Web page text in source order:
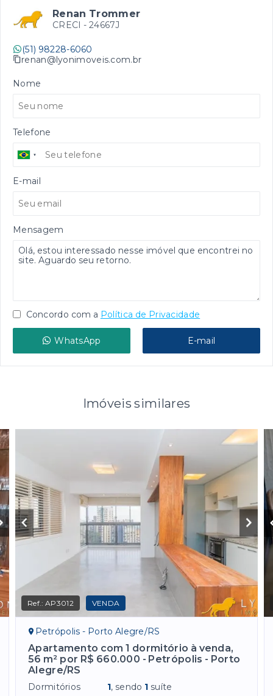
Renan Trommer
CRECI - 24667J
(51) 98228-6060
renan@lyonimoveis.com.br
Nome
Telefone
E-mail
Mensagem
Concordo com a Política de Privacidade
WhatsApp E-mail
Imóveis similares
Ref.:AP3012 VENDA
Petrópolis - Porto Alegre/RS
Apartamento com 1 dormitório à venda,
56 m² por R$ 660.000 - Petrópolis - Porto
Alegre/RS
Dormitórios 1, sendo 1 suíte